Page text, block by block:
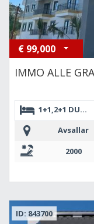
€ 99,000
IMMO ALLE
1+1,2+1
Avsallar
2000
ID: 843700